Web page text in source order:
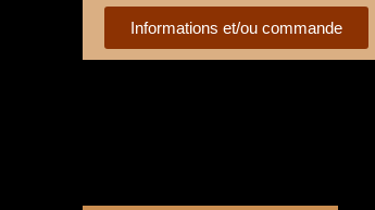
Informations et/ou commande